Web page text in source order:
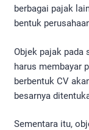
berbagai pajak
bentuk
Objek pajak pada
harus membayar
berbentuk CV
besarnya
Sementara itu,